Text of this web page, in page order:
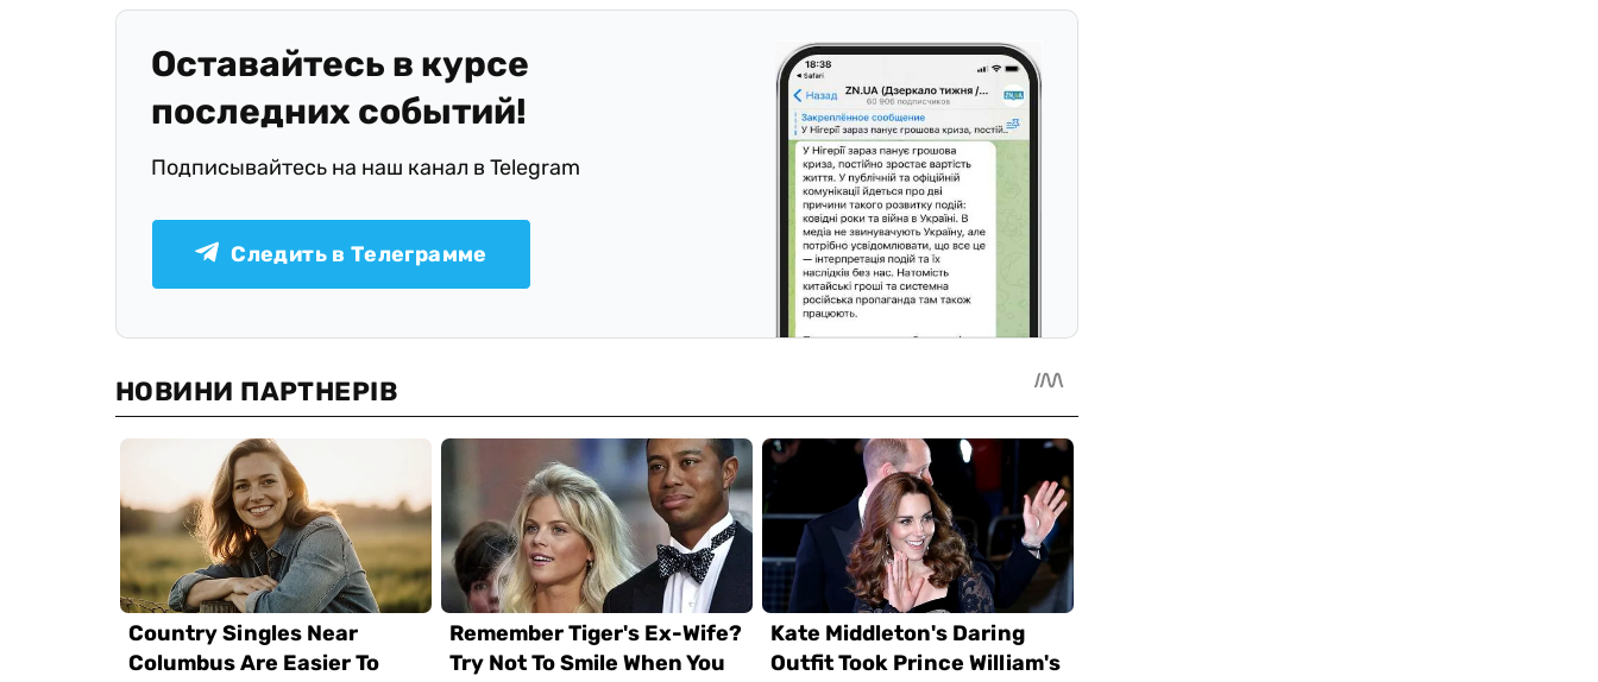
Оставайтесь в курсе
последних событий!
Подписывайтесь на наш канал в Telegram
Следить в Телеграмме